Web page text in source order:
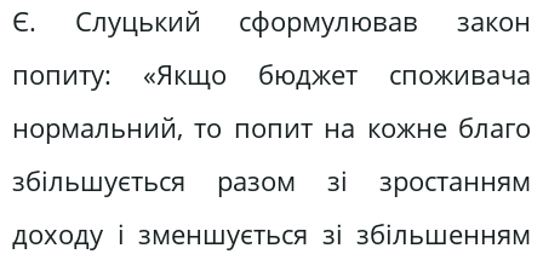
Є. Слуцький сформулював закон
попиту: «Якщо бюджет споживача
нормальний, то попит на кожне благо
збільшується разом зі зростанням
доходу і зменшується зі збільшенням